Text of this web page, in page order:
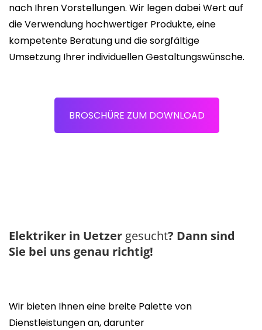
nach Ihren Vorstellungen. Wir legen dabei Wert auf
die Verwendung hochwertiger Produkte, eine
kompetente Beratung und die sorgfältige
Umsetzung Ihrer individuellen Gestaltungswünsche.
BROSCHÜRE ZUM DOWNLOAD
Elektriker in Uetzer gesucht? Dann sind
Sie bei uns genau richtig!
Wir bieten Ihnen eine breite Palette von
Dienstleistungen an, darunter